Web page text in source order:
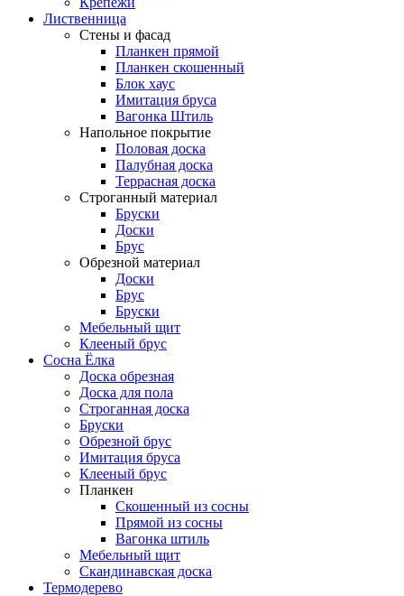
Лиственница
Стены и фасад
Планкен прямой
Планкен скошенный
Блок хаус
Имитация бруса
Вагонка Штиль
Напольное покрытие
Половая доска
Палубная доска
Террасная доска
Строганный материал
Бруски
Доски
Брус
Обрезной материал
Доски
Брус
Бруски
Мебельный щит
Клееный брус
Сосна Ёлка
Доска обрезная
Доска для пола
Строганная доска
Бруски
Обрезной брус
Имитация бруса
Клееный брус
Планкен
Скошенный из сосны
Прямой из сосны
Вагонка штиль
Мебельный щит
Скандинавская доска
Термодерево